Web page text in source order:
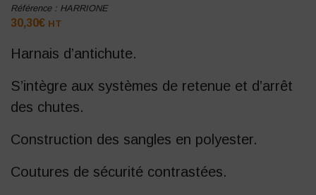
Référence : HARRIONE
30,30€ HT
Harnais d’antichute.
S’intègre aux systèmes de retenue et d’arrêt
des chutes.
Construction des sangles en polyester.
Coutures de sécurité contrastées.